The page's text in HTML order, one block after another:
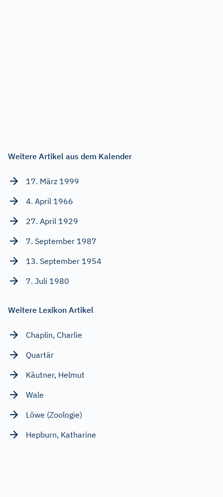
Weitere Artikel aus dem Kalender
17. März 1999
4. April 1966
27. April 1929
7. September 1987
13. September 1954
7. Juli 1980
Weitere Lexikon Artikel
Chaplin, Charlie
Quartär
Käutner, Helmut
Wale
Löwe (Zoologie)
Hepburn, Katharine